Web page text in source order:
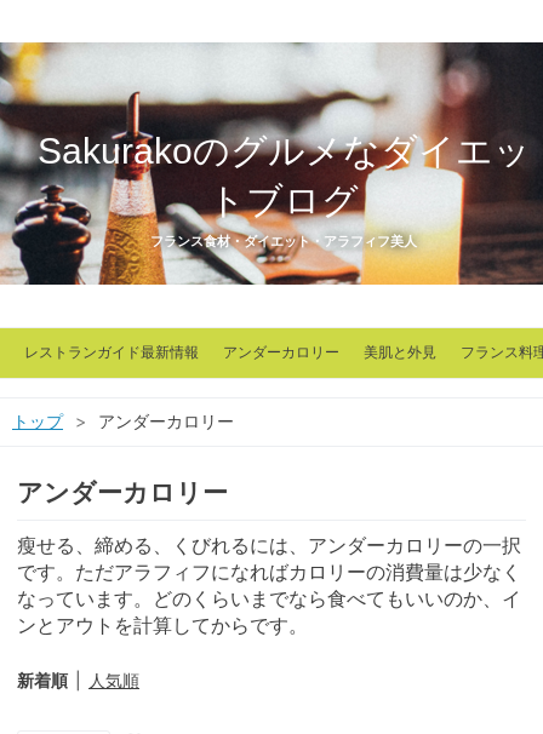
Sakurakoのグルメなダイエッ
トブログ
フランス食材・ダイエット・アラフィフ美人
レストランガイド最新情報 アンダーカロリー 美肌と外見 フランス料
トップ > アンダーカロリー
アンダーカロリー
瘦せる、締める、くびれるには、アンダーカロリーの一択
です。ただアラフィフになればカロリーの消費量は少なく
なっています。どのくらいまでなら食べてもいいのか、イ
ンとアウトを計算してからです。
新着順 人気順